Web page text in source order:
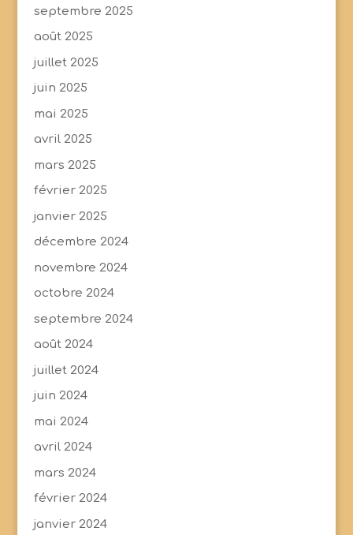
septembre 2025
août 2025
juillet 2025
juin 2025
mai 2025
avril 2025
mars 2025
février 2025
janvier 2025
décembre 2024
novembre 2024
octobre 2024
septembre 2024
août 2024
juillet 2024
juin 2024
mai 2024
avril 2024
mars 2024
février 2024
janvier 2024